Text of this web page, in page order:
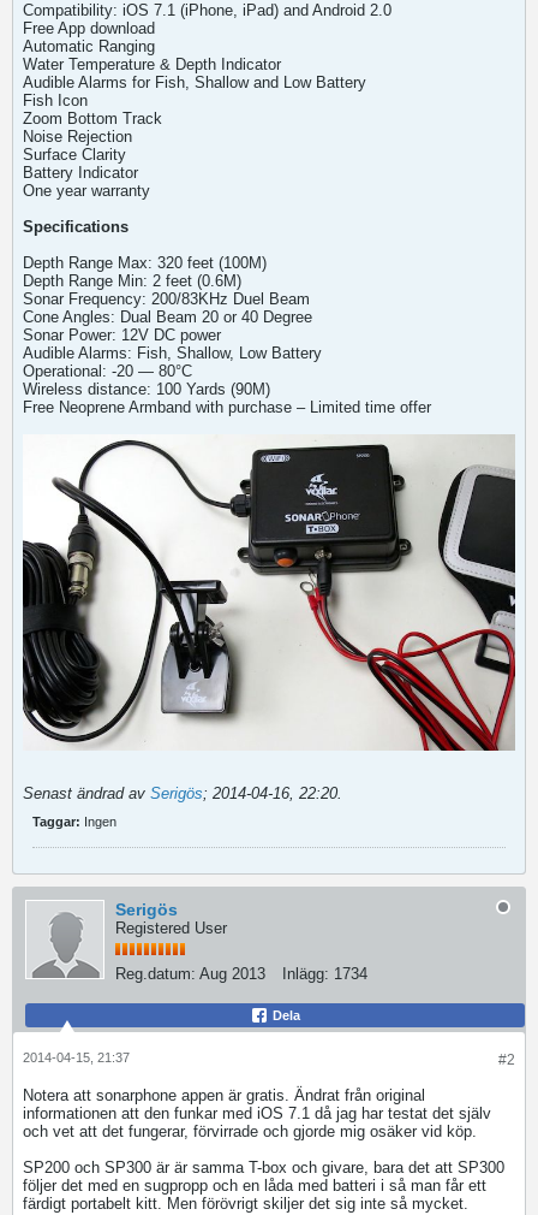
Compatibility: iOS 7.1 (iPhone, iPad) and Android 2.0
Free App download
Automatic Ranging
Water Temperature & Depth Indicator
Audible Alarms for Fish, Shallow and Low Battery
Fish Icon
Zoom Bottom Track
Noise Rejection
Surface Clarity
Battery Indicator
One year warranty
Specifications
Depth Range Max: 320 feet (100M)
Depth Range Min: 2 feet (0.6M)
Sonar Frequency: 200/83KHz Duel Beam
Cone Angles: Dual Beam 20 or 40 Degree
Sonar Power: 12V DC power
Audible Alarms: Fish, Shallow, Low Battery
Operational: -20 — 80°C
Wireless distance: 100 Yards (90M)
Free Neoprene Armband with purchase – Limited time offer
Senast ändrad av Serigös; 2014-04-16, 22:20
Taggar: Ingen
Serigös
Registered User
Reg.datum: Aug 2013 Inlägg: 1734
Dela
#2
2014-04-15, 21:37
Notera att sonarphone appen är gratis. Ändrat från original
informationen att den funkar med iOS 7.1 då jag har testat det själv
och vet att det fungerar, förvirrade och gjorde mig osäker vid köp.
SP200 och SP300 är är samma T-box och givare, bara det att SP300
följer det med en sugpropp och en låda med batteri i så man får ett
färdigt portabelt kitt. Men förövrigt skiljer det sig inte så mycket.